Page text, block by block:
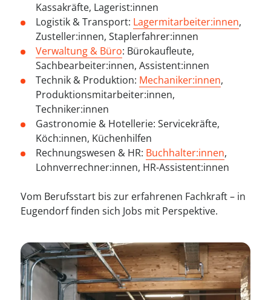
Kassakräfte, Lagerist:innen
Logistik & Transport: Lagermitarbeiter:innen,
Zusteller:innen, Staplerfahrer:innen
Verwaltung & Büro: Bürokaufleute,
Sachbearbeiter:innen, Assistent:innen
Technik & Produktion: Mechaniker:innen,
Produktionsmitarbeiter:innen,
Techniker:innen
Gastronomie & Hotellerie: Servicekräfte,
Köch:innen, Küchenhilfen
Rechnungswesen & HR: Buchhalter:innen,
Lohnverrechner:innen, HR-Assistent:innen
Vom Berufsstart bis zur erfahrenen Fachkraft – in
Eugendorf finden sich Jobs mit Perspektive.